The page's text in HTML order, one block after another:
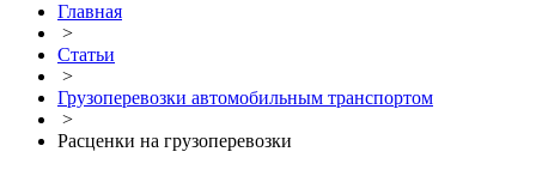
Главная
>
Статьи
>
Грузоперевозки автомобильным транспортом
>
Расценки на грузоперевозки